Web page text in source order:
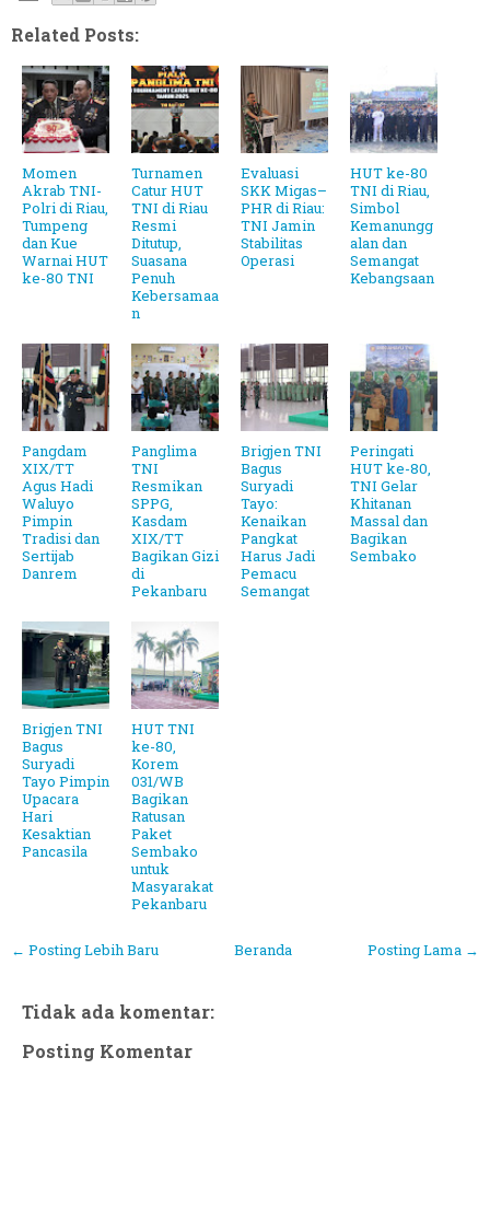
Related Posts:
Momen
Akrab TNI-
Polri di Riau,
Tumpeng
dan Kue
Warnai HUT
ke-80 TNI
Turnamen
Catur HUT
TNI di Riau
Resmi
Ditutup,
Suasana
Penuh
Kebersamaa
n
Evaluasi
SKK Migas–
PHR di Riau:
TNI Jamin
Stabilitas
Operasi
HUT ke-80
TNI di Riau,
Simbol
Kemanungg
alan dan
Semangat
Kebangsaan
Pangdam
XIX/TT
Agus Hadi
Waluyo
Pimpin
Tradisi dan
Sertijab
Danrem
Panglima
TNI
Resmikan
SPPG,
Kasdam
XIX/TT
Bagikan Gizi
di
Pekanbaru
Brigjen TNI
Bagus
Suryadi
Tayo:
Kenaikan
Pangkat
Harus Jadi
Pemacu
Semangat
Peringati
HUT ke-80,
TNI Gelar
Khitanan
Massal dan
Bagikan
Sembako
Brigjen TNI
Bagus
Suryadi
Tayo Pimpin
Upacara
Hari
Kesaktian
Pancasila
HUT TNI
ke-80,
Korem
031/WB
Bagikan
Ratusan
Paket
Sembako
untuk
Masyarakat
Pekanbaru
← Posting Lebih Baru Posting Lama →
Beranda
Tidak ada komentar:
Posting Komentar